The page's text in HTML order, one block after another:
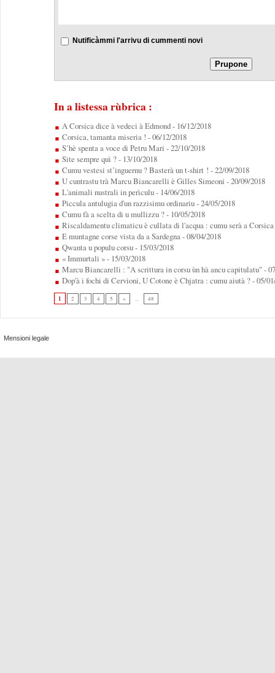
Nutificàmmi l'arrivu di cummenti novi
In a listessa rùbrica :
A Corsica dice à vedeci à Edmond- 16/12/2018
Corsica, tamanta miseria ! - 06/12/2018
S’hè spenta a voce di Petru Mari - 22/10/2018
Site sempre quì ?- 13/10/2018
Cumu vestesi st’inguernu ? Basterà un t-shirt ! - 22/09/2018
U cuntrastu trà Marcu Biancarelli è Gilles Simeoni - 20/09/2018
L'animali nustrali in perìculu- 14/06/2018
Piccula antulugia d'un razzisimu ordinariu- 24/05/2018
Cumu fà a scelta di u mullizzu ?- 10/05/2018
Riscaldamentu climaticu è cullata di l'acqua : cumu serà a Corsica
E muntagne corse vista da a Sardegna- 08/04/2018
Qwanta u populu corsu- 15/03/2018
« Immurtali »- 15/03/2018
Marcu Biancarelli : "A scrittura in corsu ùn hà ancu capitulatu"-
Dop'à i fochi di Cervioni, U Cotone è Chjatra : cumu aiutà ?- 05/
1 2 3 4 5 » ... 48
Mensioni legale